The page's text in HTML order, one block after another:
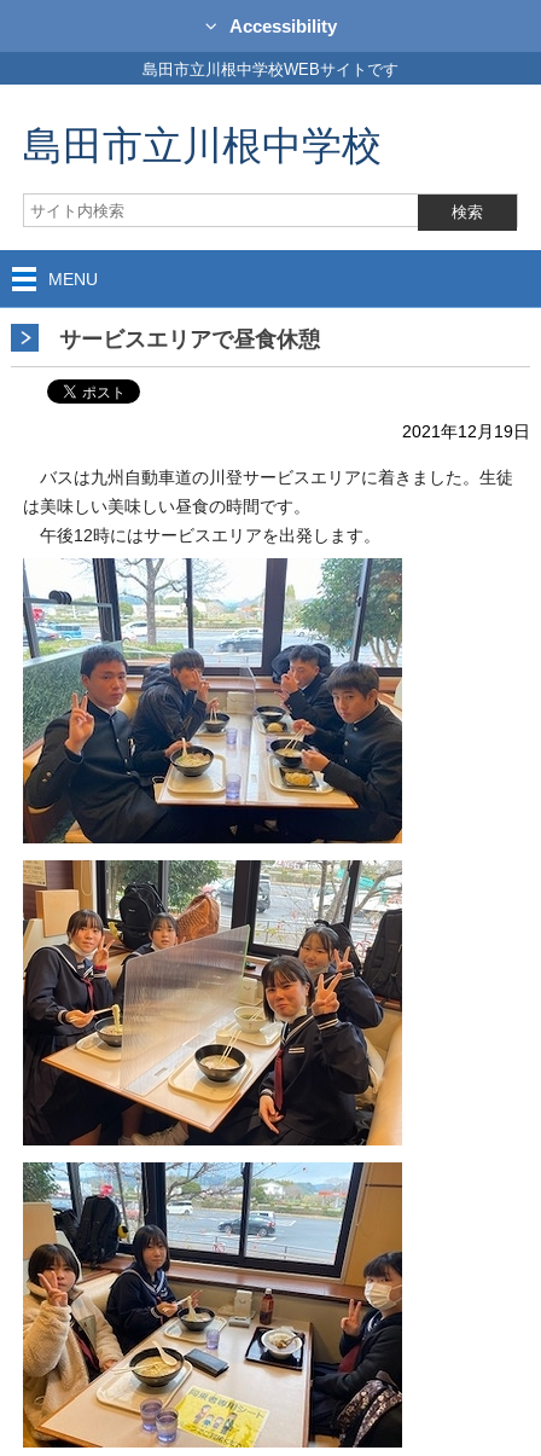
Accessibility
島田市立川根中学校WEBサイトです
島田市立川根中学校
MENU
サービスエリアで昼食休憩
2021年12月19日
バスは九州自動車道の川登サービスエリアに着きました。生徒
は美味しい美味しい昼食の時間です。
午後12時にはサービスエリアを出発します。